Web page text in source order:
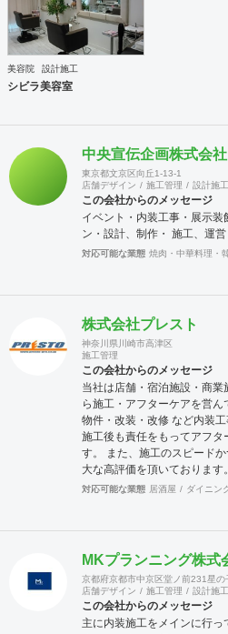
美容院 設計施工
シビラ美容室
中央宣伝企画株式会社
東京都文京区向丘1-13-1
店舗デザイン
施工管理 設計施工
この会社からのメッセージ
イベント・内装工事・展示
ン・設計、制作・ 施工、運
対応可能な業態 焼肉・中華料理・
株式会社プレスト
神奈川県川崎市高津区
施工管理
この会社からのメッセージ
当社は店舗・宿泊施設・商
ら施工・アフターケアを営
物件・改装・改修 など内装
施工後も責任をもってアフタ
す。 また、施工のスピード
大な高評価を頂いておりま
迅速にご対応致しますので
対応可能な業態 居酒屋 ダイニン
MKプランニング株式
京都府京都市中京区堂ノ前231星
店舗デザイン
施工管理 設計施工
この会社からのメッセージ
主に内装施工をメインに行